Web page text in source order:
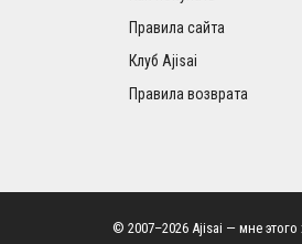
Правила сайта
Клуб Ajisai
Правила возврата
© 2007–2026 Ajisai — мне этого